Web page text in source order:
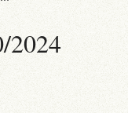
2024